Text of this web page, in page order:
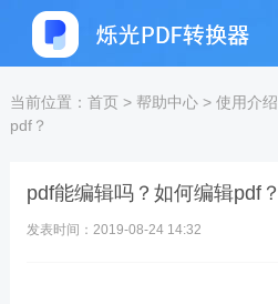
当前位置： 首页> 帮助中心> 使用介绍
pdf？
pdf能编辑吗？如何编辑pdf？
发表时间：2019-08-24 14:32